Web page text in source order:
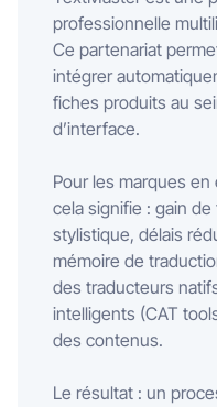
professionnelle
Ce partenariat
intégrer
fiches produits au
d’interface.
Pour les marques
cela signifie : gain
stylistique, délais
mémoire de
des traducteurs
intelligents (CAT
des contenus.
Le résultat : un